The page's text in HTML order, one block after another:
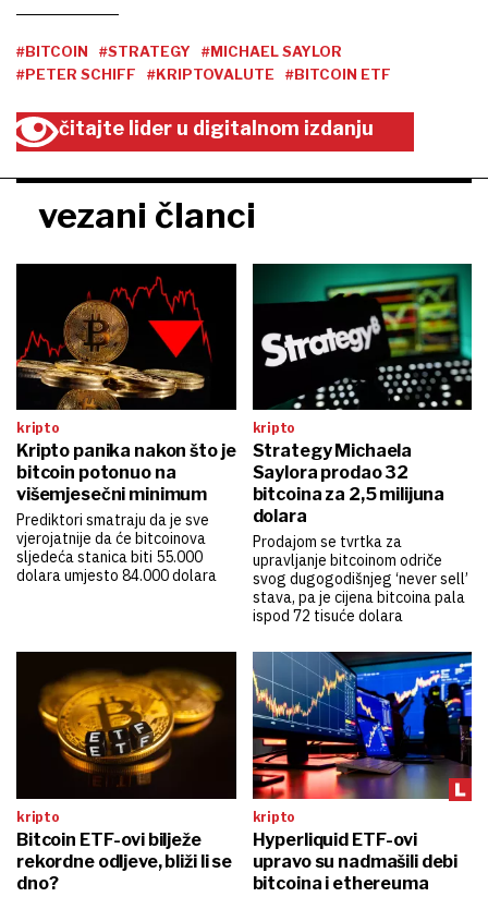
#BITCOIN #STRATEGY
#MICHAEL SAYLOR
#PETER SCHIFF
#KRIPTOVALUTE #BITCOIN ETF
čitajte lider u digitalnom izdanju
vezani članci
kripto
Kripto panika nakon što je
bitcoin potonuo na
višemjesečni minimum
Prediktori smatraju da je sve
vjerojatnije da će bitcoinova
sljedeća stanica biti 55.000
dolara umjesto 84.000 dolara
kripto
Strategy Michaela
Saylora prodao 32
bitcoina za 2,5 milijuna
dolara
Prodajom se tvrtka za
upravljanje bitcoinom odriče
svog dugogodišnjeg ‘never sell’
stava, pa je cijena bitcoina pala
ispod 72 tisuće dolara
kripto
Bitcoin ETF-ovi bilježe
rekordne odljeve, bliži li se
dno?
kripto
Hyperliquid ETF-ovi
upravo su nadmašili debi
bitcoina i ethereuma